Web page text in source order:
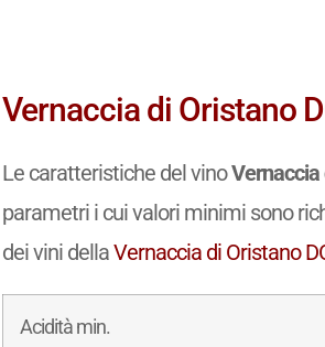
Vernaccia di Oristano
Le caratteristiche del vinoVernaccia
parametri i cui valori minimi sono
dei vini dellaVernaccia di Oristano
Acidità min.